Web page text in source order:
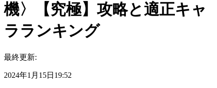
機〉【究極】攻略と適正キャ
ラランキング
最終更新:
2024年1月15日19:52